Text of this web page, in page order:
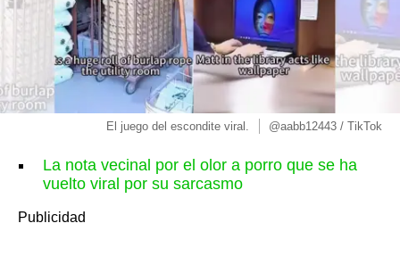
El juego del escondite viral. @aabb12443 / TikTok
La nota vecinal por el olor a porro que se ha
vuelto viral por su sarcasmo